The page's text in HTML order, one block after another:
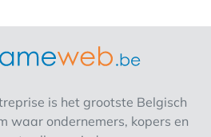
vestiging met een
toplocatie in het centrum
van een
is het grootste Belgisch
waar ondernemers, kopers en